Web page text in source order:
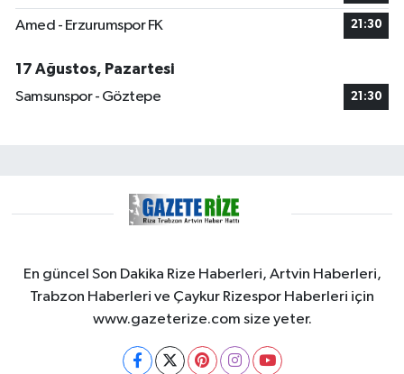
Amed - Erzurumspor FK 21:30
17 Ağustos, Pazartesi
Samsunspor - Göztepe
21:30
En güncel Son Dakika Rize Haberleri, Artvin Haberleri,
Trabzon Haberleri ve Çaykur Rizespor Haberleri için
www.gazeterize.com size yeter.